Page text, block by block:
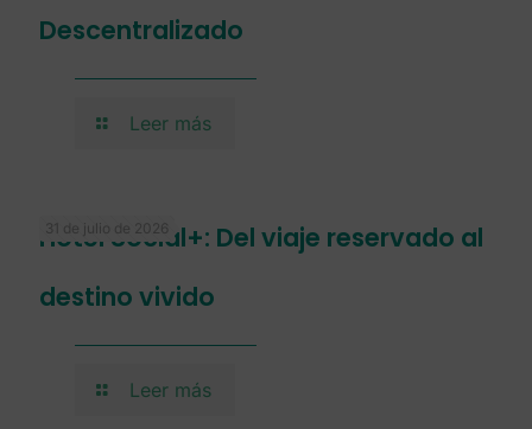
Descentralizado
Leer más
31 de julio de 2026
Hotel Social+: Del viaje reservado al
destino vivido
Leer más